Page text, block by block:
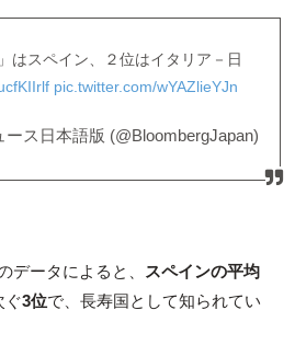
はスペイン、２位はイタリア－日
pic.twitter.com/wYAZlieYJn
ス日本語版 (@BloombergJapan)
データによると、
スペインの平均
ぐ3位で、長寿国として知られてい